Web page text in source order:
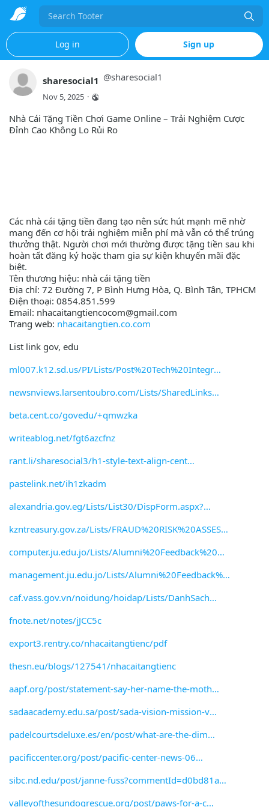
Search
Log in Sign up
sharesocial1 @sharesocial1
Nov 5, 2025 ·
Nhà Cái Tặng Tiền Chơi Game Online – Trải Nghiệm Cược
Đỉnh Cao Không Lo Rủi Ro
Các nhà cái tặng tiền đang tạo nên sức hút mạnh mẽ nhờ
mang đến cơ hội trải nghiệm miễn phí mà vẫn có thể trúng
thưởng thật. Người chơi mới thường được tặng tiền sau khi
hoàn tất đăng ký hoặc tham gia sự kiện khuyến mãi đặc
biệt.
Tên thương hiệu: nhà cái tặng tiền
Địa chỉ: 72 Đường 7, P Bình Hưng Hòa, Q. Bình Tân, TPHCM
Điện thoại: 0854.851.599
Email: nhacaitangtiencocom@gmail.com
Trang web: nhacaitangtien.co.com
List link gov, edu
ml007.k12.sd.us/PI/Lists/Post%20Tech%20Integr
newsnviews.larsentoubro.com/Lists/SharedLinks
beta.cent.co/govedu/+qmwzka
writeablog.net/fgt6azcfnz
rant.li/sharesocial3/h1-style-text-align-cent
pastelink.net/ih1zkadm
alexandria.gov.eg/Lists/List30/DispForm.aspx?
kzntreasury.gov.za/Lists/FRAUD%20RISK%20ASSES
computer.ju.edu.jo/Lists/Alumni%20Feedback%20
management.ju.edu.jo/Lists/Alumni%20Feedback%
caf.vass.gov.vn/noidung/hoidap/Lists/DanhSach
fnote.net/notes/jJCC5c
export3.rentry.co/nhacaitangtienc/pdf
thesn.eu/blogs/127541/nhacaitangtienc
aapf.org/post/statement-say-her-name-the-moth
sadaacademy.edu.sa/post/sada-vision-mission-v
padelcourtsdeluxe.es/en/post/what-are-the-dim
pacificcenter.org/post/pacific-center-news-06
sibc.nd.edu/post/janne-fuss?commentId=d0bd81a
valleyofthesundogrescue.org/post/paws-for-a-c